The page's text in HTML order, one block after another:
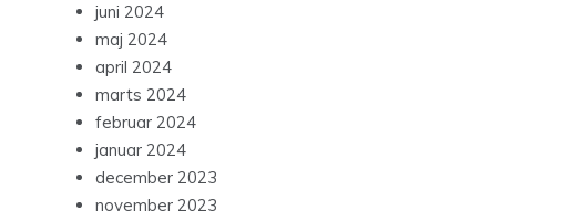
juni 2024
maj 2024
april 2024
marts 2024
februar 2024
januar 2024
december 2023
november 2023